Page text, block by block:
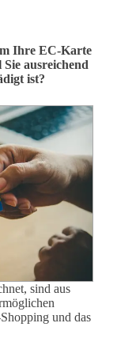
Ihre EC-Karte
ausreichend
ist?
sind aus
und das